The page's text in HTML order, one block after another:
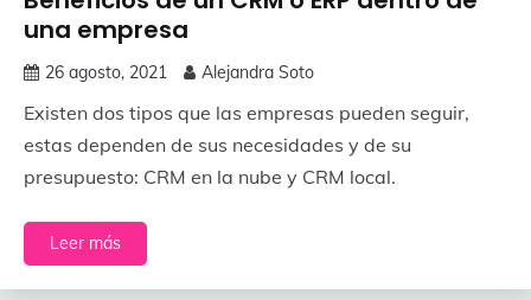
una empresa
26 agosto, 2021 Alejandra Soto
Existen dos tipos que las empresas pueden seguir,
estas dependen de sus necesidades y de su
presupuesto: CRM en la nube y CRM local.
Leer más